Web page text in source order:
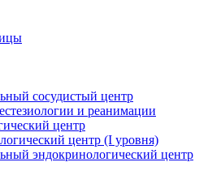
сосудистый центр
и реанимации
центр
центр (I уровня)
эндокринологический центр